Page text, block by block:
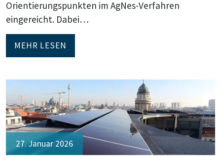
Orientierungspunkten im AgNes-Verfahren
eingereicht. Dabei…
MEHR LESEN
27. Januar 2026